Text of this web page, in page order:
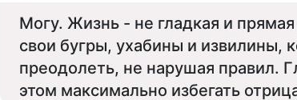
Могу. Жизнь - не гладкая и
свои бугры, ухабины и извилины,
преодолеть, не нарушая правил.
этом максимально избегать